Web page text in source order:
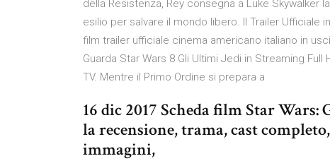
della Resistenza, Rey consegna a Luke Skywalker
esilio per salvare il mondo libero. Il Trailer Ufficiale
film trailer ufficiale cinema americano italiano in
Guarda Star Wars 8 Gli Ultimi Jedi in Streaming
TV. Mentre il Primo Ordine si prepara a
16 dic 2017 Scheda film Star
la recensione, trama, cast
immagini,